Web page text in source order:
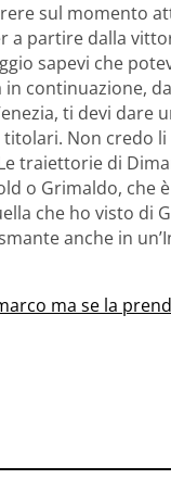
sul momento
a partire dalla
sapevi che
continuazione,
ti devi dare
Non credo
traiettorie di
o Grimaldo, che
che ho visto di
anche in
ma se la